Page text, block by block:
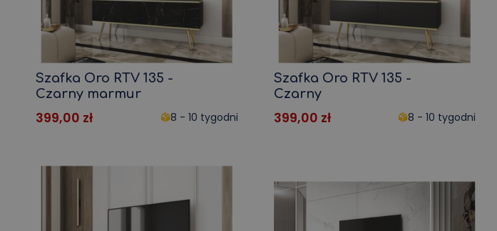
Szafka Oro RTV 135 -
Czarny marmur
399,00 zł 8 - 10 tygodni
Szafka Oro RTV 135 -
Czarny
399,00 zł 8 - 10 tygodni